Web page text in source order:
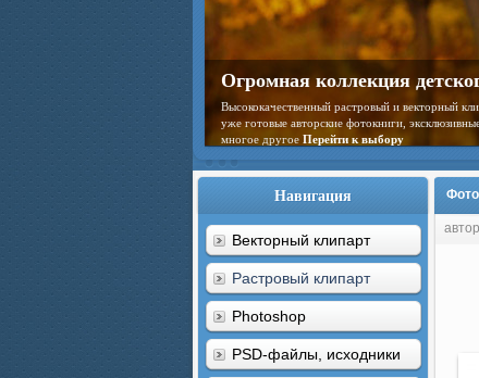
Огромная коллекция
Высококачественный растровый и векторный
уже готовые авторские фотокниги,
многое другое Перейти к выбору
Навигация
Векторный клипарт
Растровый клипарт
Photoshop
PSD-файлы, исходники